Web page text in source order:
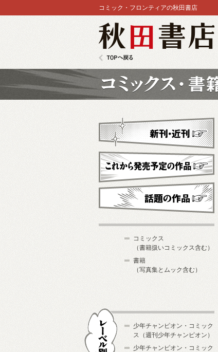
コミック・フロンティアの秋田書店
新刊・近刊
これから発売予定
コミックス
（書籍扱いコミックス含む）
書籍
（写真集とムック含む）
少年チャンピオン・コミック
ス（週刊少年チャンピオン）
少年チャンピオン・コミック